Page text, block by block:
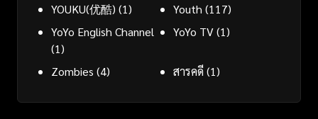
YOUKU(优酷) (1) Youth (117)
YoYo English Channel
(1)
YoYo TV(1)
Zombies (4) สารคดี(1)